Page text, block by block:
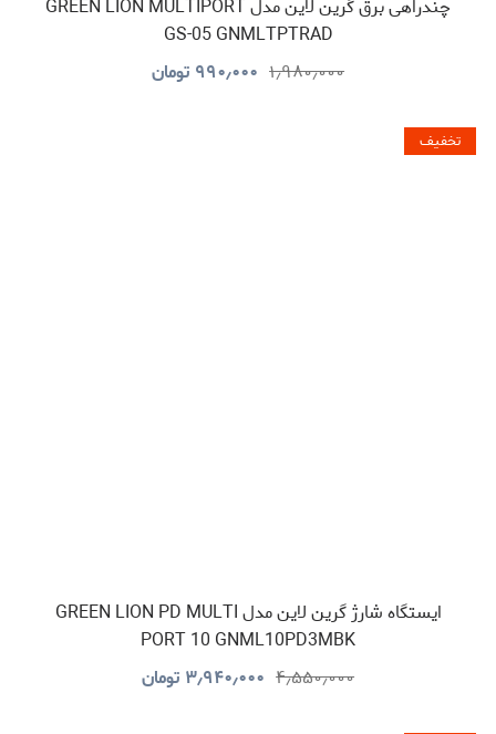
چندراهی برق گرین لاین مدل GREEN LION MULTIPORT
GS-05 GNMLTPTRAD
۱٫۹۸۰٫۰۰۰ ۹۹۰٫۰۰۰ تومان
تخفیف
ایستگاه شارژ گرین لاین مدل GREEN LION PD MULTI
PORT 10 GNML10PD3MBK
۴٫۵۵۰٫۰۰۰ ۳٫۹۴۰٫۰۰۰ تومان